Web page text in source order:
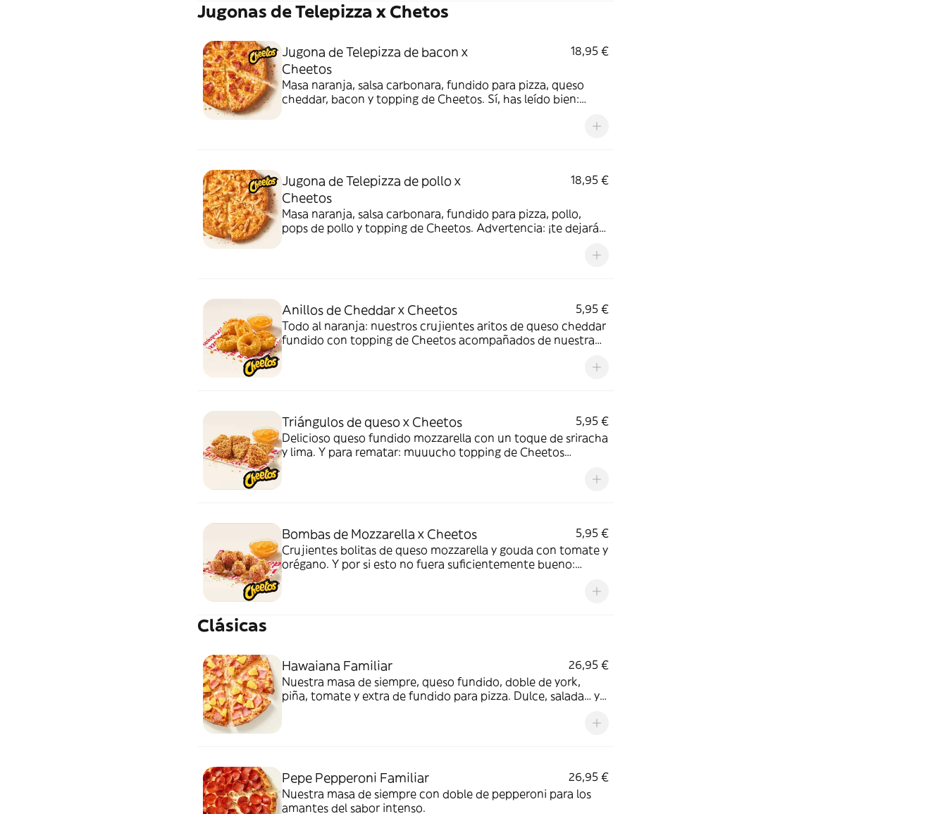
Jugonas de Telepizza x Chetos
Jugona de Telepizza de bacon x
Cheetos
18,95 €
Masa naranja, salsa carbonara, fundido para pizza, queso
cheddar, bacon y topping de Cheetos. Sí, has leído bien:
Jugona de Telepizza de pollo x
Cheetos
18,95 €
Masa naranja, salsa carbonara, fundido para pizza, pollo,
pops de pollo y topping de Cheetos. Advertencia: ¡te dejará
Anillos de Cheddar x Cheetos
5,95 €
Todo al naranja: nuestros crujientes aritos de queso cheddar
fundido con topping de Cheetos acompañados de nuestra
Triángulos de queso x Cheetos
5,95 €
Delicioso queso fundido mozzarella con un toque de sriracha
y lima. Y para rematar: muuucho topping de Cheetos
Bombas de Mozzarella x Cheetos
5,95 €
Crujientes bolitas de queso mozzarella y gouda con tomate y
orégano. Y por si esto no fuera suficientemente bueno:
Clásicas
Hawaiana Familiar
26,95 €
Nuestra masa de siempre, queso fundido, doble de york,
piña, tomate y extra de fundido para pizza. Dulce, salada… y
Pepe Pepperoni Familiar
26,95 €
Nuestra masa de siempre con doble de pepperoni para los
amantes del sabor intenso.